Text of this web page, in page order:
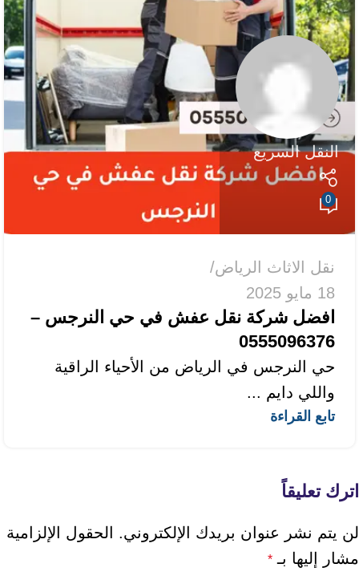
النقل السريع
0
نقل الاثاث الرياض
18 مايو 2025
افضل شركة نقل عفش في حي النرجس –
0555096376
حي النرجس في الرياض من الأحياء الراقية
واللي دايم ...
تابع القراءة
اترك تعليقاً
لن يتم نشر عنوان بريدك الإلكتروني.
الحقول الإلزامية
مشار إليها بـ *